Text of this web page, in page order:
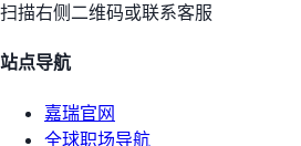
扫描右侧二维码或联系客服
站点导航
嘉瑞官网
全球职场导航